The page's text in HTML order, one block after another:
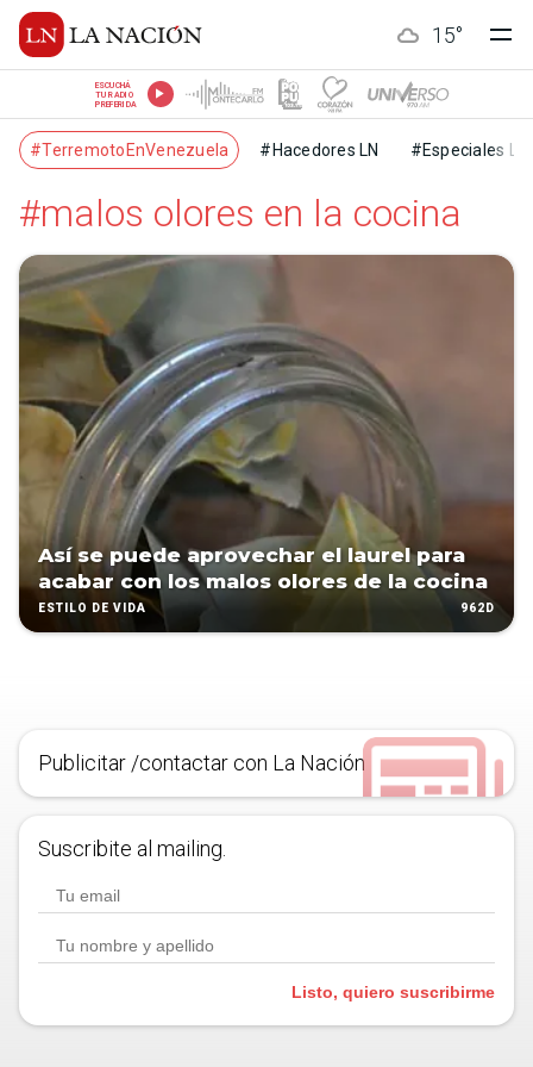
15°
ESCUCHÁ
TU RADIO
PREFERIDA
#TerremotoEnVenezuela #Hacedores LN #Especiales LN
#malos olores en la cocina
Así se puede aprovechar el laurel para
acabar con los malos olores de la cocina
ESTILO DE VIDA 962D
Publicitar /contactar con La Nación
Suscribite al mailing.
Listo, quiero suscribirme